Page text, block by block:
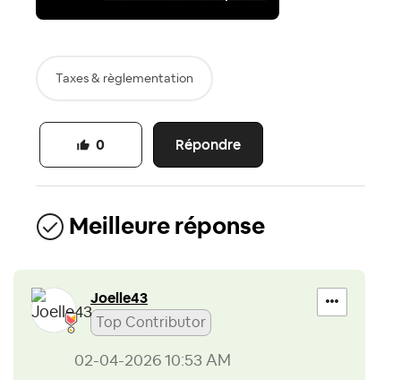
Taxes & règlementation
Répondre
0
Meilleure réponse
Joelle43
Top Contributor
‎02-04-2026 10:53 AM